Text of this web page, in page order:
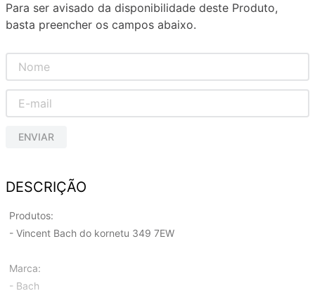
Para ser avisado da disponibilidade deste Produto,
basta preencher os campos abaixo.
ENVIAR
DESCRIÇÃO
Produtos:
- Vincent Bach do kornetu 349 7EW
Marca:
- Bach